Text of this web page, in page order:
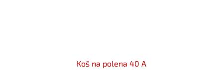
Koš na polena 40 A